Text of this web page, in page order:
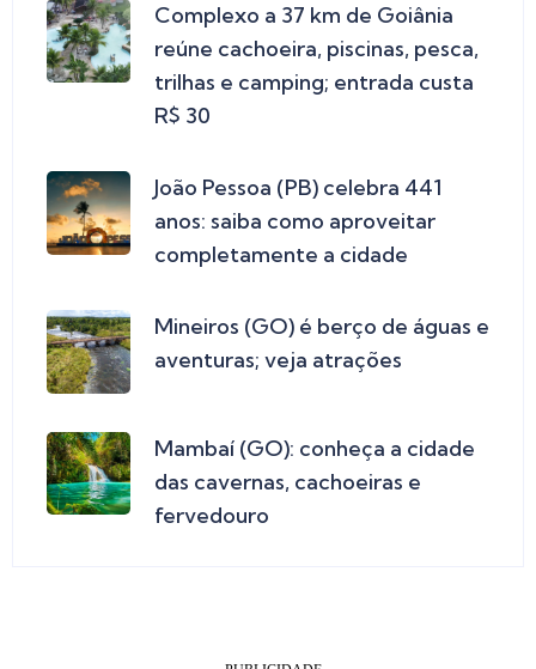
Complexo a 37 km de Goiânia
reúne cachoeira, piscinas, pesca,
trilhas e camping; entrada custa
R$ 30
João Pessoa (PB) celebra 441
anos: saiba como aproveitar
completamente a cidade
Mineiros (GO) é berço de águas e
aventuras; veja atrações
Mambaí (GO): conheça a cidade
das cavernas, cachoeiras e
fervedouro